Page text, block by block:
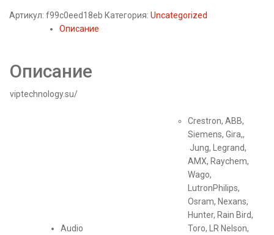
Артикул: f99c0eed18eb Категория: Uncategorized
Описание
Описание
viptechnology.su/
Audio
Crestron, АВВ,
Siemens, Gira,,
Jung, Legrand,
АМХ, Raychem,
Wago,
LutronPhilips,
Osram, Nexans,
Hunter, Rain Bird,
Toro, LR Nelson,